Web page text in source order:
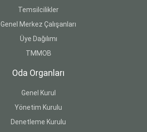
Temsilcilikler
Genel Merkez Çalışanları
Üye Dağılımı
TMMOB
Oda Organları
Genel Kurul
Yönetim Kurulu
Denetleme Kurulu